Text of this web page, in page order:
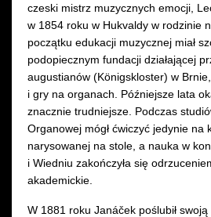
czeski mistrz muzycznych emocji,
w 1854 roku w Hukvaldy w rodzinie
początku edukacji muzycznej miał
podopiecznym fundacji działającej
augustianów (Königskloster) w
i gry na organach. Późniejsze lata
znacznie trudniejsze. Podczas
Organowej mógł ćwiczyć jedynie na
narysowanej na stole, a nauka w
i Wiedniu zakończyła się
akademickie.
W 1881 roku Janáček poślubił swoją